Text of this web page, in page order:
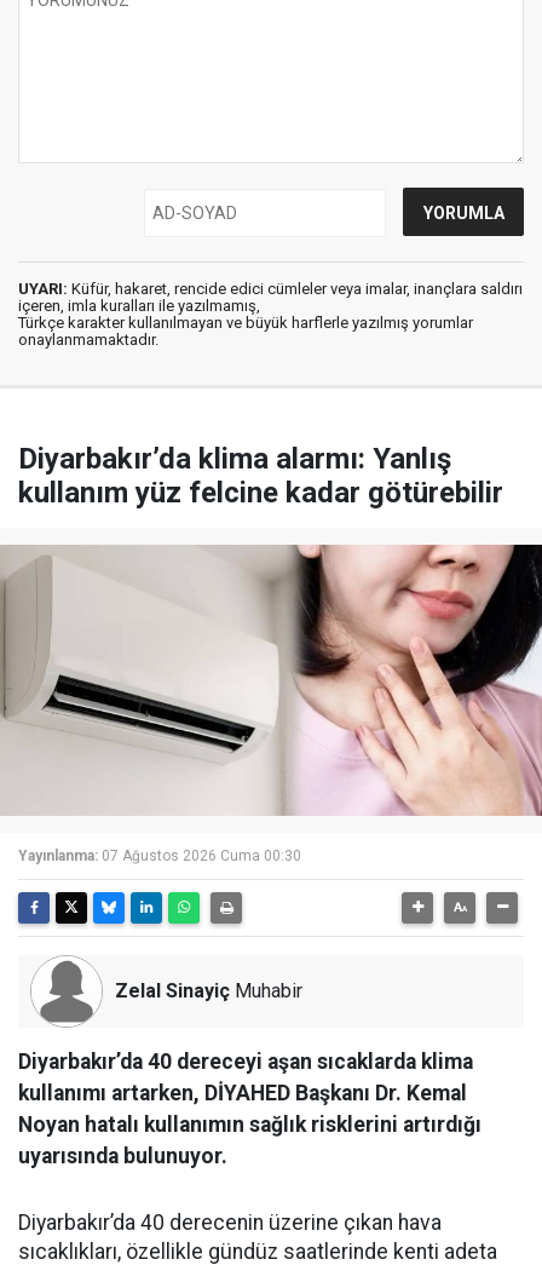
UYARI: Küfür, hakaret, rencide edici cümleler veya imalar, inançlara saldırı
içeren, imla kuralları ile yazılmamış,
Türkçe karakter kullanılmayan ve büyük harflerle yazılmış yorumlar
onaylanmamaktadır.
Diyarbakır’da klima alarmı: Yanlış
kullanım yüz felcine kadar götürebilir
Yayınlanma: 07 Ağustos 2026 Cuma 00:30
Zelal Sinayiç Muhabir
Diyarbakır’da 40 dereceyi aşan sıcaklarda klima
kullanımı artarken, DİYAHED Başkanı Dr. Kemal
Noyan hatalı kullanımın sağlık risklerini artırdığı
uyarısında bulunuyor.
Diyarbakır’da 40 derecenin üzerine çıkan hava
sıcaklıkları, özellikle gündüz saatlerinde kenti adeta